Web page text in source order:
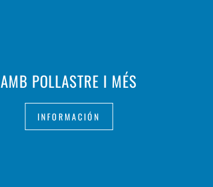
AMB POLLASTRE I MÉS
INFORMACIÓN